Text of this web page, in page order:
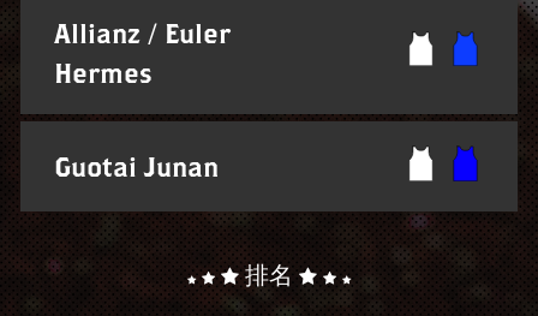
Allianz / Euler
Hermes
Guotai Junan
排名